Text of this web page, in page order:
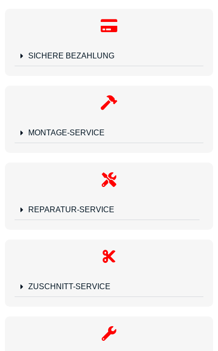
SICHERE BEZAHLUNG
MONTAGE-SERVICE
REPARATUR-SERVICE
ZUSCHNITT-SERVICE